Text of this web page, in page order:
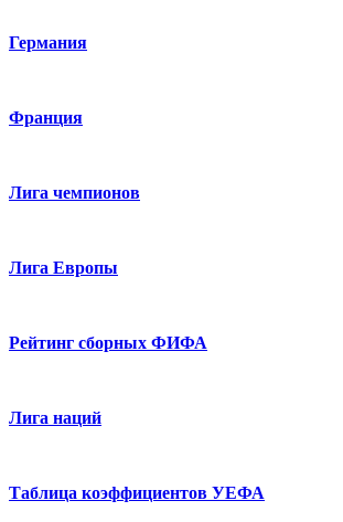
Германия
Франция
Лига чемпионов
Лига Европы
Рейтинг сборных ФИФА
Лига наций
Таблица коэффициентов УЕФА